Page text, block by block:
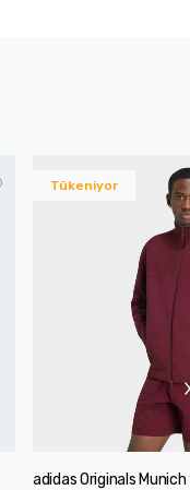
Tükeniyor
adidas Originals